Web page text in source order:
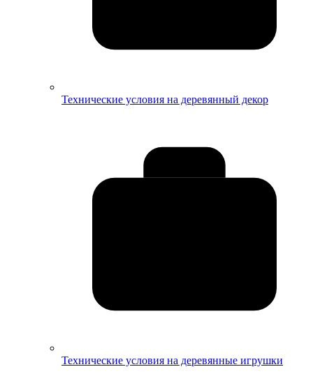
Технические условия на деревянный декор
Технические условия на деревянные игрушки